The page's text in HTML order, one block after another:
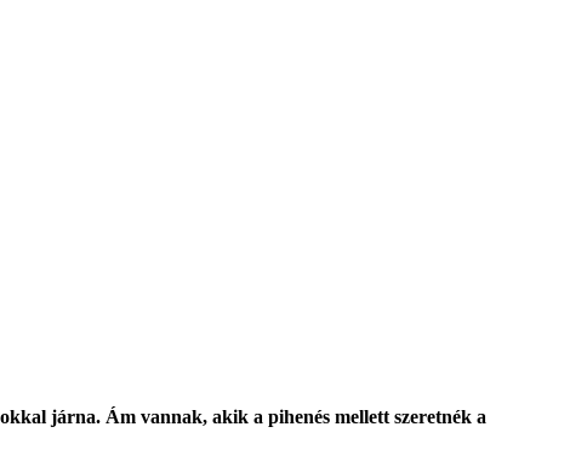
járna. Ám vannak, akik a pihenés mellett szeretnék a